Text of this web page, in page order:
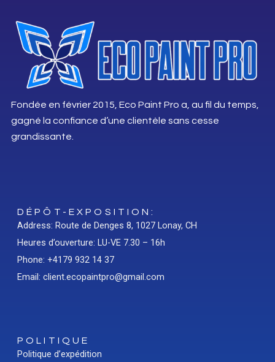
Fondée en février 2015, Eco Paint Pro a, au fil du temps,
gagné la confiance d’une clientèle sans cesse
grandissante.
DÉPÔT-EXPOSITION:
Address: Route de Denges 8, 1027 Lonay, CH
Heures d’ouverture: LU-VE 7.30 – 16h
Phone: +4179 932 14 37
Email: client.ecopaintpro@gmail.com
POLITIQUE
Politique d’expédition